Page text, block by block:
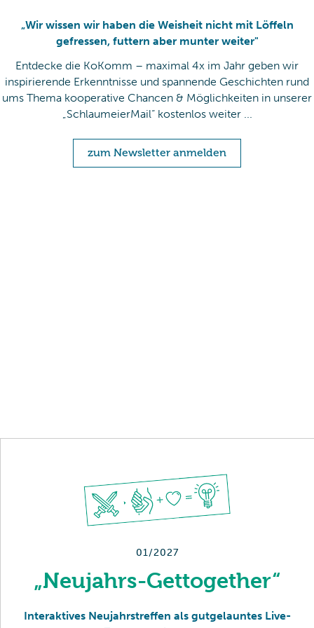
„Wir wissen wir haben die Weisheit nicht mit Löffeln
gefressen, futtern aber munter weiter"
Entdecke die KoKomm – maximal 4x im Jahr geben wir
inspirierende Erkenntnisse und spannende Geschichten rund
ums Thema kooperative Chancen & Möglichkeiten in unserer
„SchlaumeierMail“ kostenlos weiter ...
zum Newsletter anmelden
01/2027
„Neujahrs-Gettogether“
Interaktives Neujahrstreffen als gutgelauntes Live-